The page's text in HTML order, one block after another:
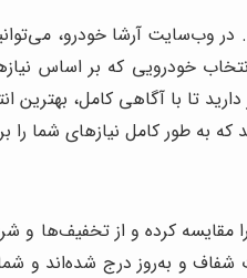
در وب‌سایت آرشا خودرو،
خودرویی که بر اساس
تا با آگاهی کامل، بهترین
به طور کامل نیازهای شما را
کرده و از تخفیف‌ها و
و به‌روز درج شده‌اند و شما